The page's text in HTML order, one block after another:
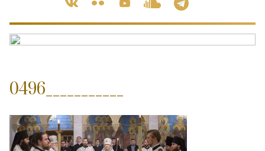
0496___________